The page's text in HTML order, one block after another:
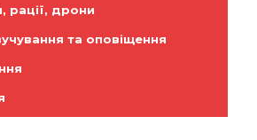
рації, дрони
та оповіщення